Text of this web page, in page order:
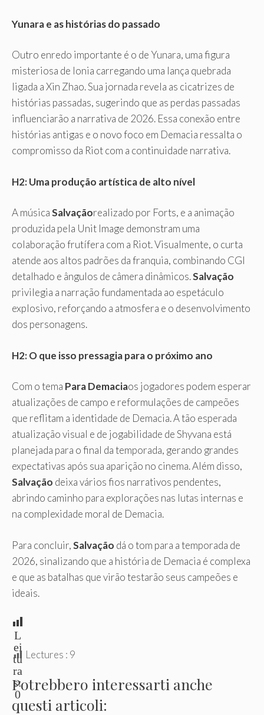
Yunara e as histórias do passado
Outro enredo importante é o de Yunara, uma figura
misteriosa de Ionia carregando uma lança quebrada
ligada a Xin Zhao. Sua jornada revela as cicatrizes de
histórias passadas, sugerindo que as perdas passadas
influenciarão a narrativa de 2026. Essa conexão entre
histórias antigas e o novo foco em Demacia ressalta o
compromisso da Riot com a continuidade narrativa.
H2: Uma produção artística de alto nível
A músicaSalvaçãorealizado por Forts, e a animação
produzida pela Unit Image demonstram uma
colaboração frutífera com a Riot. Visualmente, o curta
atende aos altos padrões da franquia, combinando CGI
detalhado e ângulos de câmera dinâmicos.Salvação
privilegia a narração fundamentada ao espetáculo
explosivo, reforçando a atmosfera e o desenvolvimento
dos personagens.
H2: O que isso pressagia para o próximo ano
Com o tema Para Demaciaos jogadores podem esperar
atualizações de campo e reformulações de campeões
que reflitam a identidade de Demacia. A tão esperada
atualização visual e de jogabilidade de Shyvana está
planejada para o final da temporada, gerando grandes
expectativas após sua aparição no cinema. Além disso,
Salvação deixa vários fios narrativos pendentes,
abrindo caminho para explorações nas lutas internas e
na complexidade moral de Demacia.
Para concluir,Salvação dá o tom para a temporada de
2026, sinalizando que a história de Demacia é complexa
e que as batalhas que virão testarão seus campeões e
ideais.
L
ei
tu
ra
s:
0
Lectures : 9
Potrebbero interessarti anche
questi articoli: